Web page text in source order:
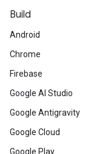
Build
Android
Chrome
Firebase
Google AI Studio
Google Antigravity
Google Cloud
Google Play